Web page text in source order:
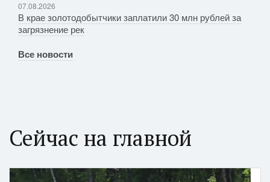
07.08.2026
В крае золотодобытчики заплатили 30 млн рублей за
загрязнение рек
Все новости
Сейчас на главной